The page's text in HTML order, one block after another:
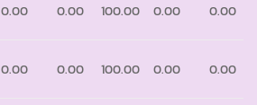
0.00 0.00 100.00 0.00 0.00
0.00 0.00 100.00 0.00 0.00